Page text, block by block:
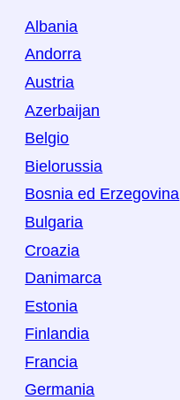
Albania
Andorra
Austria
Azerbaijan
Belgio
Bielorussia
Bosnia ed Erzegovina
Bulgaria
Croazia
Danimarca
Estonia
Finlandia
Francia
Germania